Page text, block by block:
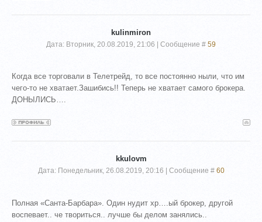
kulinmiron
Дата: Вторник, 20.08.2019, 21:06 | Сообщение # 59
Когда все торговали в Телетрейд, то все постоянно ныли, что им
чего-то не хватает.Зашибись!! Теперь не хватает самого брокера.
ДОНЫЛИСЬ….
kkulovm
Дата: Понедельник, 26.08.2019, 20:16 | Сообщение # 60
Полная «Санта-Барбара». Один нудит хр….ый брокер, другой
воспевает.. че твориться.. лучше бы делом занялись..